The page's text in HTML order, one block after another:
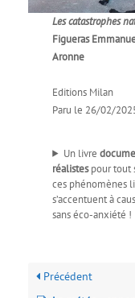
Les catastrophes
Figueras
Aronne
Editions Milan
Paru le 26/02/
Un livre
réalistespour tout
ces phénomènes
s’accentuent à
sans éco-anxiété !
Précédent